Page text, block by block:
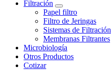
Filtración
Papel filtro
Filtro de Jeringas
Sistemas de Filtración
Membranas Filtrantes
Microbiología
Otros Productos
Cotizar